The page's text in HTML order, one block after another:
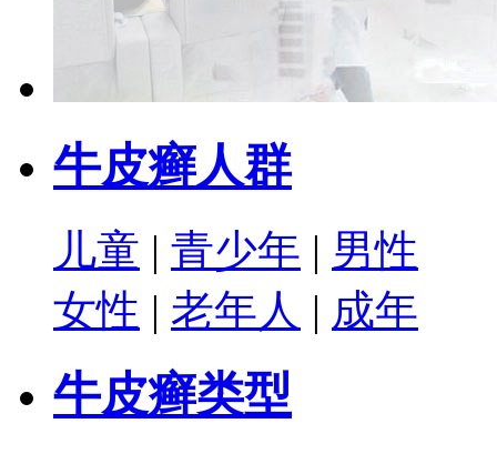
牛皮癣人群
儿童 | 青少年 | 男性
女性 | 老年人 | 成年
牛皮癣类型